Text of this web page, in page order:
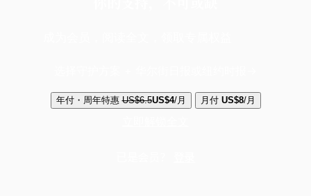
年付・周年特惠 US$6.5US$4/月 月付 US$8/月